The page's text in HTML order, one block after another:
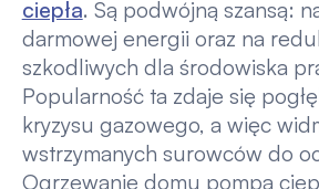
ciepła. Są podwójną szansą:
darmowej energii oraz na
szkodliwych dla środowiska
Popularność ta zdaje się
kryzysu gazowego, a więc
wstrzymanych surowców do
Ogrzewanie domu pompą